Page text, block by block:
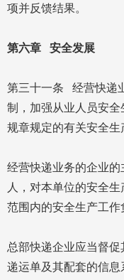
项并反馈结果。
第六章 安全发展
第三十一条 经营快递
制，加强从业人员安全
规章规定的有关安全生
经营快递业务的企业
人，对本单位的安全
范围内的安全生产工作
总部快递企业应当督
递运单及其配套的信息